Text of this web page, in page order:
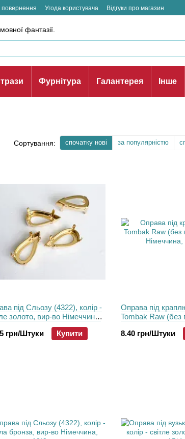
повернення Угода користувача Відгуки про магазин
фантазії.
Фурнітура Галантерея Інше
Сортування: спочатку нові за популярністю
під Сльозу (4322), колір -
золото, вир-во Німеччина,
грн/Штуки
Купити
Оправа під
Tombak Raw (без
Німеччина, 14*10
8.40 грн/Штуки